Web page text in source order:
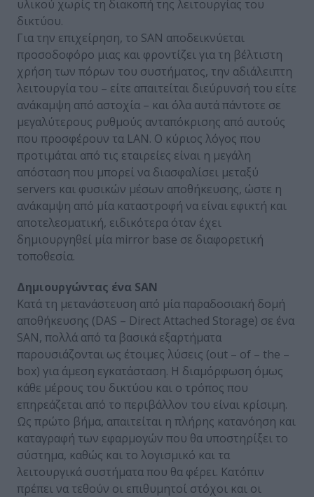
υλικού χωρίς τη διακοπή της λειτουργίας του
δικτύου.
Για την επιχείρηση, το SAN αποδεικνύεται
προσοδοφόρο μιας και φροντίζει για τη βέλτιστη
χρήση των πόρων του συστήματος, την αδιάλειπτη
λειτουργία του – είτε απαιτείται διεύρυνσή του είτε
ανάκαμψη από αστοχία – και όλα αυτά πάντοτε σε
μεγαλύτερους ρυθμούς ανταπόκρισης από αυτούς
που προσφέρουν τα LAN. Ο κύριος λόγος που
προτιμάται από τις εταιρείες είναι η μεγάλη
απόσταση που μπορεί να διασφαλίσει μεταξύ
servers και φυσικών μέσων αποθήκευσης, ώστε η
ανάκαμψη από μία καταστροφή να είναι εφικτή και
αποτελεσματική, ειδικότερα όταν έχει
δημιουργηθεί μία mirror base σε διαφορετική
τοποθεσία.
Δημιουργώντας ένα SAN
Κατά τη μετανάστευση από μία παραδοσιακή δομή
αποθήκευσης (DAS – Direct Attached Storage) σε ένα
SAN, πολλά από τα βασικά εξαρτήματα
παρουσιάζονται ως έτοιμες λύσεις (out – of – the –
box) για άμεση εγκατάσταση. Η διαμόρφωση όμως
κάθε μέρους του δικτύου και ο τρόπος που
επηρεάζεται από το περιβάλλον του είναι κρίσιμη.
Ως πρώτο βήμα, απαιτείται η πλήρης κατανόηση και
καταγραφή των εφαρμογών που θα υποστηρίξει το
σύστημα, καθώς και το λογισμικό και τα
λειτουργικά συστήματα που θα φέρει. Κατόπιν
πρέπει να τεθούν οι επιθυμητοί στόχοι και οι